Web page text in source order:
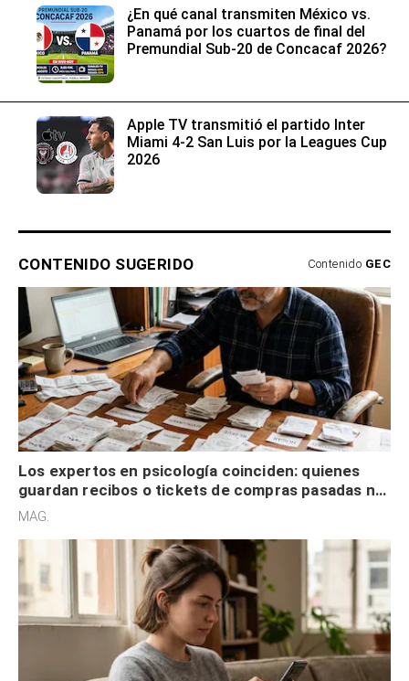
¿En qué canal transmiten México vs.
Panamá por los cuartos de final del
Premundial Sub-20 de Concacaf 2026?
Apple TV transmitió el partido Inter
Miami 4-2 San Luis por la Leagues Cup
2026
CONTENIDO SUGERIDO Contenido GEC
Los expertos en psicología coinciden: quienes
guardan recibos o tickets de compras pasadas no
son acumuladores, sino que tienen necesidad de
MAG.